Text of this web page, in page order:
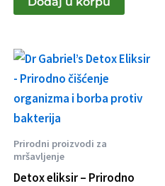
Prirodni proizvodi za
mršavljenje
Detox eliksir – Prirodno